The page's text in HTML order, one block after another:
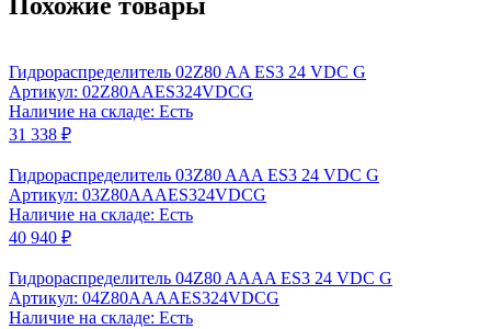
Похожие товары
Гидрораспределитель 02Z80 AA ES3 24 VDC G
Артикул: 02Z80AAES324VDCG
Наличие на складе: Есть
31 338 ₽
Гидрораспределитель 03Z80 AAA ES3 24 VDC G
Артикул: 03Z80AAAES324VDCG
Наличие на складе: Есть
40 940 ₽
Гидрораспределитель 04Z80 AAAA ES3 24 VDC G
Артикул: 04Z80AAAAES324VDCG
Наличие на складе: Есть